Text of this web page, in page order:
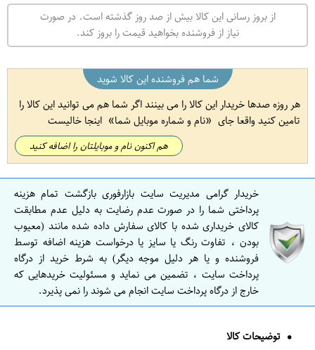
از بروز رسانی این کالا بیش از صد روز گذشته است. در صورت
نیاز از فروشنده بخواهید قیمت را بروز کند.
شما هم فروشنده این کالا شوید
هر روزه صدها خریدار این کالا را می بینند اگر شما هم می توانید این کالا را
تامین کنید واقعا جای
نام و شماره موبایل شما اینجا خالیست
هم اکنون نام و موبایلتان را اضافه کنید
خریدار گرامی مدیریت سایت بازارفوری بازگشت تمام هزینه
پرداختی شما را در صورت عدم رضایت به دلیل عدم مطابقت
کالای خریداری شده با کالای سفارش داده شده مانند (معیوب
بودن ، تفاوت رنگ یا سایز یا درخواست هزینه اضافه توسط
فروشنده و یا هر دلیل موجه دیگر) به شرط خرید از درگاه
پرداخت سایت ، تضمین می نماید و مسئولیت خریدهایی که
خارج از درگاه پرداخت سایت انجام می شوند را نمی پذیرد.
توضیحات کالا